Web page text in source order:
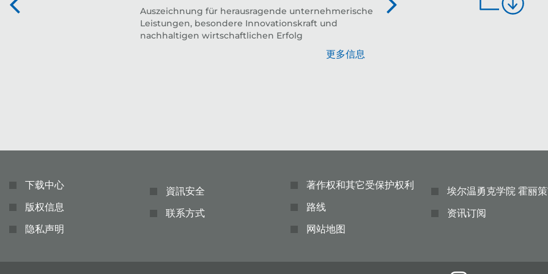
Auszeichnung für herausragende unternehmerische
Leistungen, besondere Innovationskraft und
nachhaltigen wirtschaftlichen Erfolg
更多信息
下载中心
版权信息
隐私声明
資訊安全
联系方式
著作权和其它受保护权利
路线
网站地图
埃尔温勇克学院 霍丽
资讯订阅